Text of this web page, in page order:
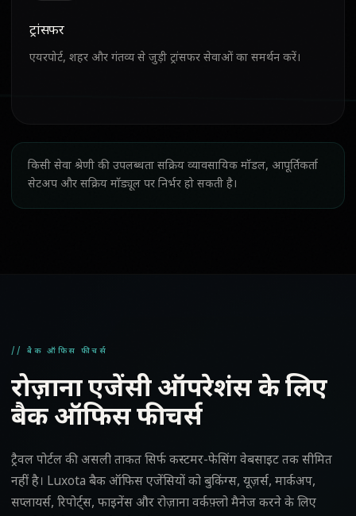
ट्रांसफर
एयरपोर्ट, शहर और गंतव्य से जुड़ी ट्रांसफर सेवाओं का समर्थन करें।
किसी सेवा श्रेणी की उपलब्धता सक्रिय व्यावसायिक मॉडल, आपूर्तिकर्ता
सेटअप और सक्रिय मॉड्यूल पर निर्भर हो सकती है।
// बैक ऑफिस फीचर्स
रोज़ाना एजेंसी ऑपरेशंस के लिए
बैक ऑफिस फीचर्स
ट्रैवल पोर्टल की असली ताकत सिर्फ कस्टमर-फेसिंग वेबसाइट तक सीमित
नहीं है। Luxota बैक ऑफिस एजेंसियों को बुकिंग्स, यूज़र्स, मार्कअप,
सप्लायर्स, रिपोर्ट्स, फाइनेंस और रोज़ाना वर्कफ़्लो मैनेज करने के लिए